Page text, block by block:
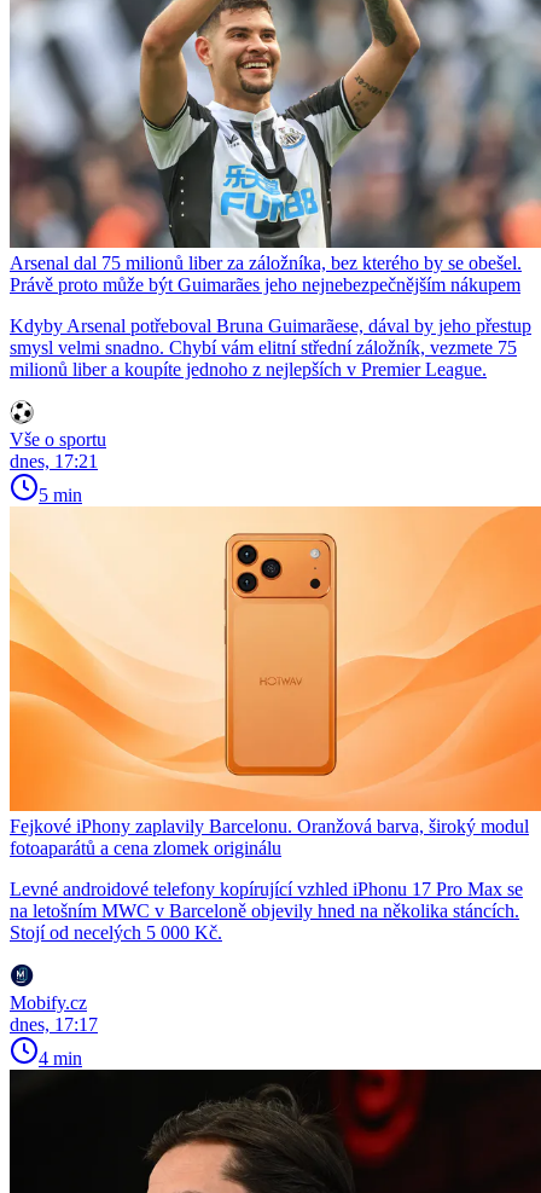
Arsenal dal 75 milionů liber za záložníka, bez kterého by se obešel.
Právě proto může být Guimarães jeho nejnebezpečnějším nákupem
Kdyby Arsenal potřeboval Bruna Guimarãese, dával by jeho přestup
smysl velmi snadno. Chybí vám elitní střední záložník, vezmete 75
milionů liber a koupíte jednoho z nejlepších v Premier League.
Vše o sportu
dnes, 17:21
5 min
Fejkové iPhony zaplavily Barcelonu. Oranžová barva, široký modul
fotoaparátů a cena zlomek originálu
Levné androidové telefony kopírující vzhled iPhonu 17 Pro Max se
na letošním MWC v Barceloně objevily hned na několika stáncích.
Stojí od necelých 5 000 Kč.
Mobify.cz
dnes, 17:17
4 min